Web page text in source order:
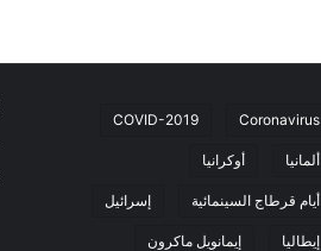
Coronavirus
COVID-2019
ألمانيا أوكرانيا
أيام قرطاج السينمائية إسرائيل
إيطاليا إيمانويل ماكرون